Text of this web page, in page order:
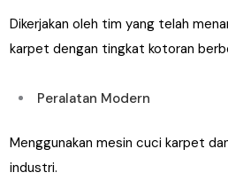
Dikerjakan oleh tim yang telah
karpet dengan tingkat kotoran
Peralatan Modern
Menggunakan mesin cuci karpet
industri.